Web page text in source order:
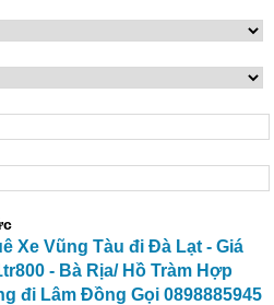
Xe Vũng Tàu đi Đà Lạt - Giá
- Bà Rịa/ Hồ Tràm Hợp
đi Lâm Đồng Gọi 0898885945